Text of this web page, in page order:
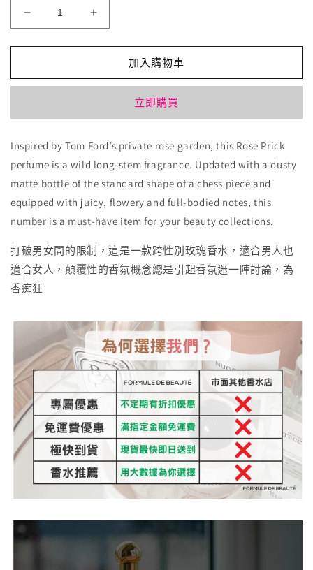
Ford
荊
玫
Rose
Prick
數
量
減
少
Tom
Ford
荊
玫
Rose
Prick
數
量
增
加
加入購物車
立即購買
Inspired by Tom Ford’s private rose garden, this Rose Prick
perfume is a wild long-stem fragrance. Updated with a dusty
matte bottle of the standard shape of a chess piece and
equipped with juicy, flowery and full-bodied notes, this
number is a must-have item for your beauty collections.
打破男女間的限制，這是一款跨性別玫瑰香水，適合男人也
適合女人，顛覆性的香氛概念總是引起香氛迷一陣討論，為
香痴狂